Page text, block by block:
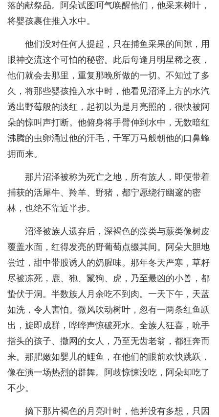
落的献祭品。阿朵试图呵气唤醒他们，他采来树叶，
将婴孩裹住推入水中。
他们没对任何人提起，只在捕鱼采果的间隙，用
眼神交流这个可怕的秘密。此后每逢月明星稀之夜，
他们就会去那里，重复那晚所做的一切。不知过了多
久，将那些婴孩推入水中时，他看见沼泽上方的水汽
透出野莓般的淡红，起初以为是月亮照的，很快被阿
朵的惊叫声打断。他俯身将手臂伸到水中，无数暗红
沸腾的虫卵涌过他的汗毛，千军万马般朝他的口鼻蜂
拥而来。
那片沼泽被称为死亡之地，所有族人，即便带着
捕获的活犀牛、羚羊、野猪，都宁愿绕行幽邃的密
林，也绝不靠近半步。
沼泽被族人遗弃后，深褐色的藻类与蕨类像树皮
覆盖水面，红得发亮的野葡萄点缀其间。阿朵大胆地
尝过，甜中带股诱人的奶腥味。那年冬天严寒，草籽
尽被冻死，鹿、狍、鬣狗、虎，乃至最凶的小兽，都
蛰伏于洞。半数族人月余吃不到肉。一天下午，天蓝
如洗，令人害怕。微风吹动树叶，忽有一两条红鱼跃
出，旋即成群，哗哗声惊破死水。全族人狂喜，吮手
指头的孩子、撒网的女人，乃至无齿老翁，都狂奔而
来。那肥嫩如婴儿的鲤鱼，在他们的眼前欢快跳跃，
像在演一场热烈的群舞。阿歧惊悚没吃，阿朵却吃了
不少。
摘下那片褐色的月亮叶时，他并没有多想，只因